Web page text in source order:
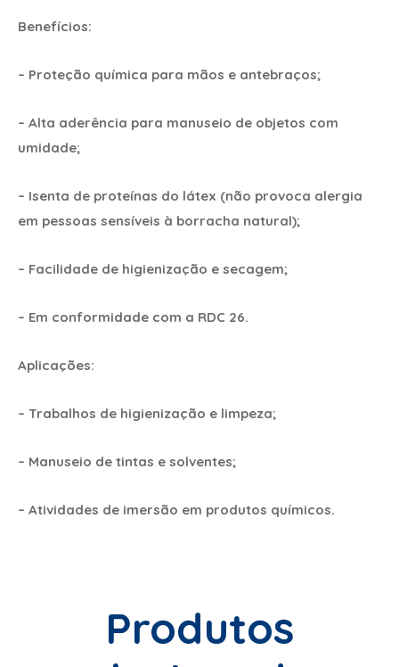
Benefícios:
– Proteção química para mãos e antebraços;
– Alta aderência para manuseio de objetos com
umidade;
– Isenta de proteínas do látex (não provoca alergia
em pessoas sensíveis à borracha natural);
– Facilidade de higienização e secagem;
– Em conformidade com a RDC 26.
Aplicações:
– Trabalhos de higienização e limpeza;
– Manuseio de tintas e solventes;
– Atividades de imersão em produtos químicos.
Produtos